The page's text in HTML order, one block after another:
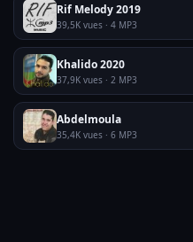
Rif Melody 2019
39,5K vues · 4 MP3
Khalido 2020
37,9K vues · 2 MP3
Abdelmoula
35,4K vues · 6 MP3